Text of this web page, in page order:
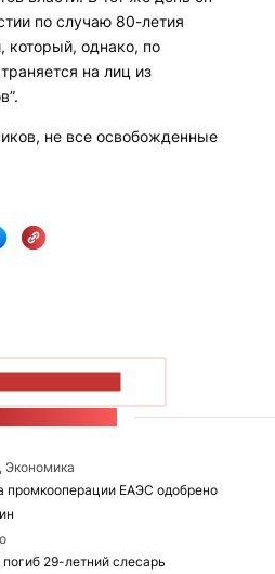
по случаю 80-летия
который, однако, по
на лиц из
не все освобожденные
Экономика
промкооперации ЕАЭС одобрено
29-летний слесарь